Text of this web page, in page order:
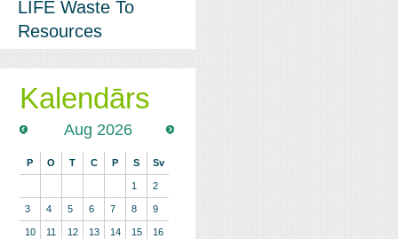
LIFE Waste To
Resources
Kalendārs
Aug 2026
P O T C P S Sv
1 2
3 4 5 6 7 8 9
10 11 12 13 14 15 16